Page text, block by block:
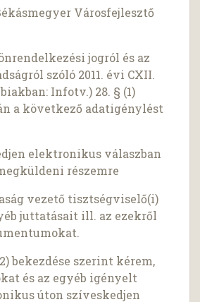
Városfejlesztő
jogról és az
szóló 2011. évi CXII.
Infotv.) 28. § (1)
a következő adatigénylést
elektronikus válaszban
részemre
vezető tisztségviselő(i)
juttatásait ill. az ezekről
bekezdése szerint kérem,
és az egyéb igényelt
úton szíveskedjen